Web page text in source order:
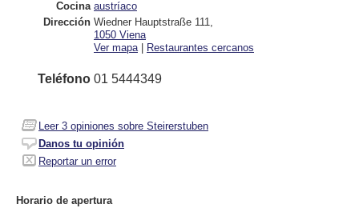
Cocina austríaco
Dirección Wiedner Hauptstraße 111
1050 Viena
Ver mapa | Restaurantes cercanos
Teléfono 01 5444349
Leer 3 opiniones sobre Steirerstuben
Danos tu opinión
Reportar un error
Horario de apertura